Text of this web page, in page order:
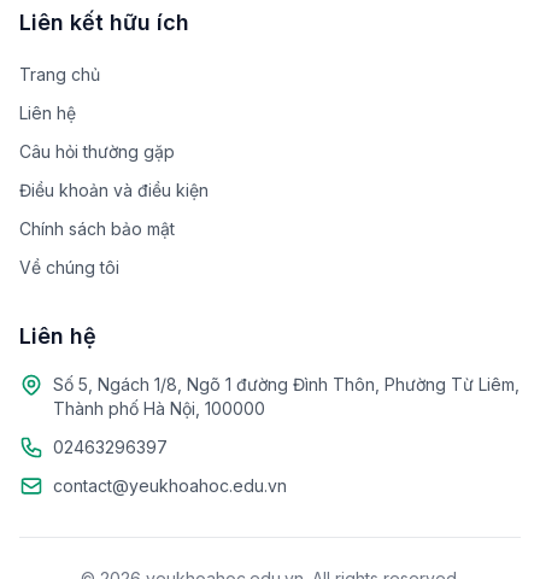
Liên kết hữu ích
Trang chủ
Liên hệ
Câu hỏi thường gặp
Điều khoản và điều kiện
Chính sách bảo mật
Về chúng tôi
Liên hệ
Số 5, Ngách 1/8, Ngõ 1 đường Đình Thôn, Phường Từ Liêm,
Thành phố Hà Nội, 100000
02463296397
contact@yeukhoahoc.edu.vn